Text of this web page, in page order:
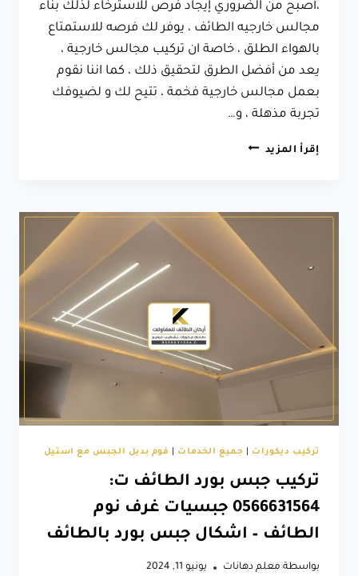
،أصبح من الضروري إيجاد فرص للاسترخاء لذلك بناء
مجالس خارجيه الطائف ، يوفر لك فرصه للاستمتاع
بالهواء الطلق ، خاصة ان تركيب مجالس خارجية ،
يعد من أفضل الطرق لتحقيق ذلك ، كما اننا نقوم
بعمل مجالس خارجية فخمة ، تتيح لك و لضيوفك
تجربة مذهلة ، و…
إقرأ المزيد بناء
ت:
0566631564
ديكور
مجلس
الطائف
–
خارجية
تركيب ديكورات جميع الخدمات فوم بديل الجبس مع استيل
تركيب جبس بورد الطائف ت:
0566631564 جبسيات غرف نوم
الطائف – اشكال جبس بورد بالطائف
بواسطة معلم دهانات يونيو 11, 2024